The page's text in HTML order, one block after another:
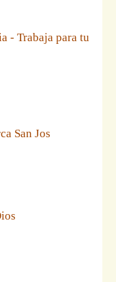
- Trabaja para tu
San Jos